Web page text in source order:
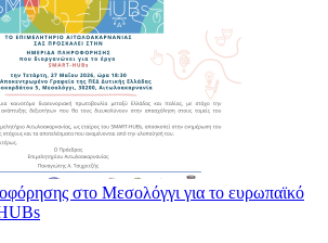
στο Μεσολόγγι για το ευρωπαϊκό